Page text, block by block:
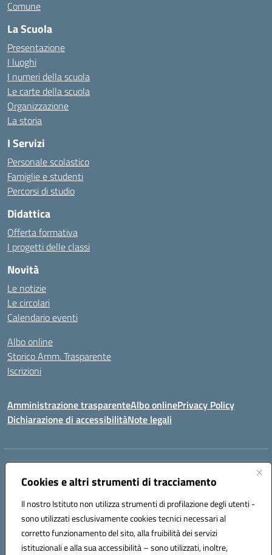
Cookies e altri strumenti di tracciamento
Il nostro Istituto non utilizza strumenti di profilazione degli utenti -
sono utilizzati esclusivamente cookies tecnici necessari al
corretto funzionamento del sito, alla fruibilità dei servizi
istituzionali e alla sua accessibilità – sono utilizzati, inoltre,
Comune
La Scuola
Presentazione
I luoghi
I numeri della scuola
Le carte della scuola
Organizzazione
La storia
I Servizi
Personale scolastico
Famiglie e studenti
Percorsi di studio
Didattica
Offerta formativa
I progetti delle classi
Novità
Le notizie
Le circolari
Calendario eventi
Albo online
Storico Amm. Trasparente
Iscrizioni
Amministrazione trasparenteAlbo onlinePrivacy Policy
Dichiarazione di accessibilitàNote legali
Indirizzo:
Centralino:08561100 Email:peic83100x@istruzione.it
Codice fiscale: 91117450683
Codice meccanografico:
PEIC83100X
Codice unico di fatturazione (CUF): UFTPJP